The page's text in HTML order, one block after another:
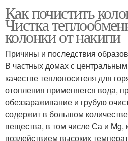
Как почистить
Чистка
колонки от накипи
Причины и последствия
В частных домах с
качестве теплоносителя для
отопления применяется вода,
обеззараживание и грубую
содержит в большом
вещества, в том числе Са и Mg,
воздействием высоких